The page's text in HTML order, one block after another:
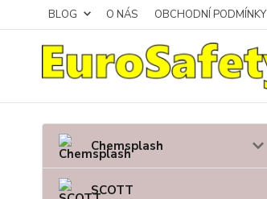
BLOG O NÁS OBCHODNÍ PODMÍNKY
Chemsplash
SCOTT